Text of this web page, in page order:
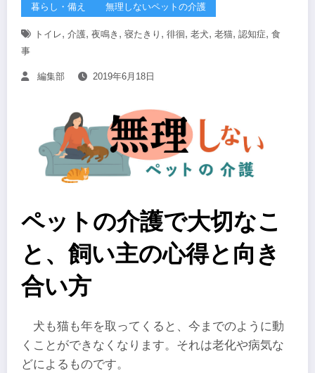
暮らし・備え 無理しないペットの介護
トイレ, 介護, 夜鳴き , 寝たきり , 徘徊, 老犬, 老猫, 認知症, 食
事
編集部 2019年6月18日
ペットの介護で大切なこ
と、飼い主の心得と向き
合い方
犬も猫も年を取ってくると、今までのように動
くことができなくなります。それは老化や病気な
どによるものです。